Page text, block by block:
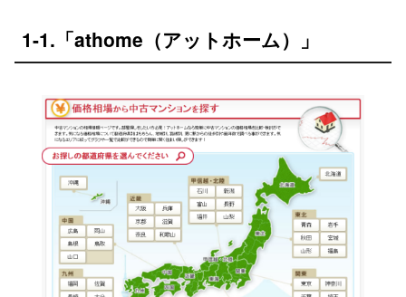
1-1.「athome（アットホーム）」